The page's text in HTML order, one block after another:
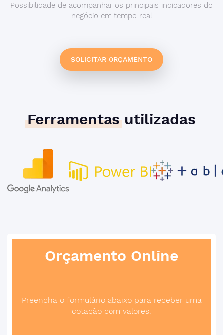
Possibilidade de acompanhar os principais indicadores do
negócio em tempo real
SOLICITAR ORÇAMENTO
Ferramentasutilizadas
Orçamento Online
Preencha o formulário abaixo para receber uma
cotação com valores.